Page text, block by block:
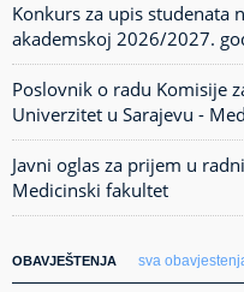
Konkurs za upis studenata
akademskoj 2026/2027.
Poslovnik o radu Komisije
Univerzitet u Sarajevu -
Javni oglas za prijem u
Medicinski fakultet
OBAVJEŠTENJA sva